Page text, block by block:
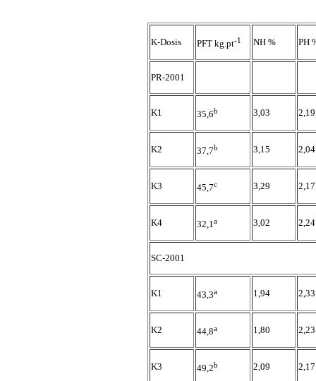
K-Dosis PFT kg.pt-1 NH % PH
PR-2001
K1 35,6b 3,03 2,19
K2 37,7b 3,15 2,04
K3 45,7c 3,29 2,17
K4 32,1 a 3,02 2,24
SC-2001
K1 43,3a 1,94 2,33
K2 44,8a 1,80 2,23
K3 49,2b 2,09 2,17